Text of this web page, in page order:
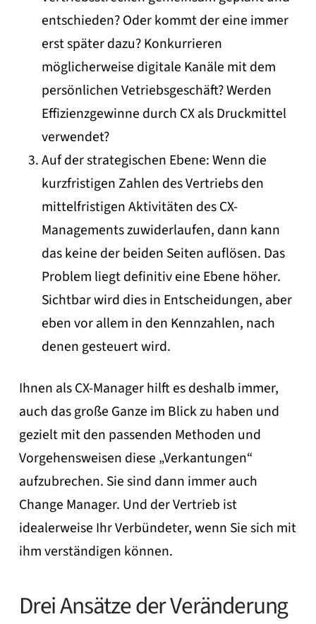
entschieden? Oder kommt der eine immer
erst später dazu? Konkurrieren
möglicherweise digitale Kanäle mit dem
persönlichen Vetriebsgeschäft? Werden
Effizienzgewinne durch CX als Druckmittel
verwendet?
Auf der strategischen Ebene: Wenn die
kurzfristigen Zahlen des Vertriebs den
mittelfristigen Aktivitäten des CX-
Managements zuwiderlaufen, dann kann
das keine der beiden Seiten auflösen. Das
Problem liegt definitiv eine Ebene höher.
Sichtbar wird dies in Entscheidungen, aber
eben vor allem in den Kennzahlen, nach
denen gesteuert wird.
Ihnen als CX-Manager hilft es deshalb immer,
auch das große Ganze im Blick zu haben und
gezielt mit den passenden Methoden und
Vorgehensweisen diese „Verkantungen“
aufzubrechen. Sie sind dann immer auch
Change Manager. Und der Vertrieb ist
idealerweise Ihr Verbündeter, wenn Sie sich mit
ihm verständigen können.
Drei Ansätze der Veränderung